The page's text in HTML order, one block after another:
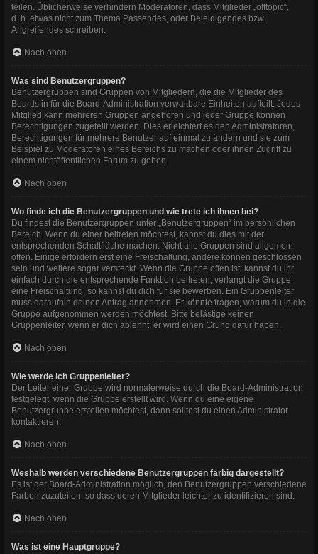
teilen. Üblicherweise verhindern Moderatoren, dass Mitglieder „offtopic“,
d. h. etwas nicht zum Thema Passendes, oder Beleidigendes bzw.
Angreifendes schreiben.
Nach oben
Was sind Benutzergruppen?
Benutzergruppen sind Gruppen von Mitgliedern, die die Mitglieder des
Boards in für die Board-Administration verwaltbare Einheiten aufteilt. Jedes
Mitglied kann mehreren Gruppen angehören und jeder Gruppe können
Berechtigungen zugeteilt werden. Dies erleichtert es den Administratoren,
Berechtigungen für mehrere Benutzer auf einmal zu ändern und sie zum
Beispiel zu Moderatoren eines Bereichs zu machen oder ihnen Zugriff zu
einem nichtöffentlichen Forum zu geben.
Nach oben
Wo finde ich die Benutzergruppen und wie trete ich ihnen bei?
Du findest die Benutzergruppen unter „Benutzergruppen“ im persönlichen
Bereich. Wenn du einer beitreten möchtest, kannst du dies mit der
entsprechenden Schaltfläche machen. Nicht alle Gruppen sind allgemein
offen. Einige erfordern erst eine Freischaltung, andere können geschlossen
sein und weitere sogar versteckt. Wenn die Gruppe offen ist, kannst du ihr
einfach durch die entsprechende Funktion beitreten; verlangt die Gruppe
eine Freischaltung, so kannst du dich für sie bewerben. Ein Gruppenleiter
muss daraufhin deinen Antrag annehmen. Er könnte fragen, warum du in die
Gruppe aufgenommen werden möchtest. Bitte belästige keinen
Gruppenleiter, wenn er dich ablehnt, er wird einen Grund dafür haben.
Nach oben
Wie werde ich Gruppenleiter?
Der Leiter einer Gruppe wird normalerweise durch die Board-Administration
festgelegt, wenn die Gruppe erstellt wird. Wenn du eine eigene
Benutzergruppe erstellen möchtest, dann solltest du einen Administrator
kontaktieren.
Nach oben
Weshalb werden verschiedene Benutzergruppen farbig dargestellt?
Es ist der Board-Administration möglich, den Benutzergruppen verschiedene
Farben zuzuteilen, so dass deren Mitglieder leichter zu identifizieren sind.
Nach oben
Was ist eine Hauptgruppe?